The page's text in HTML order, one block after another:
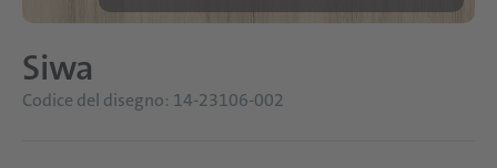
Siwa
Codice del disegno: 14-23106-002